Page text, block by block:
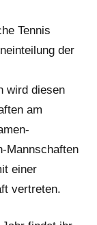
Tennis
der
wird diesen
am
Mannschaften
einer
vertreten.